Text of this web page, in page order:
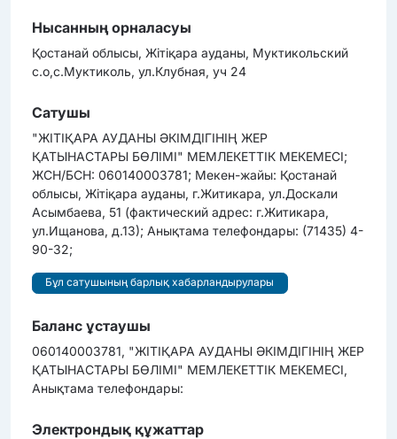
Нысанның орналасуы
Қостанай облысы, Жітіқара ауданы, Муктикольский
с.о,с.Муктиколь, ул.Клубная, уч 24
Сатушы
"ЖІТІҚАРА АУДАНЫ ӘКІМДІГІНІҢ ЖЕР
ҚАТЫНАСТАРЫ БӨЛІМІ" МЕМЛЕКЕТТІК МЕКЕМЕСІ;
ЖСН/БСН: 060140003781; Мекен-жайы: Қостанай
облысы, Жітіқара ауданы, г.Житикара, ул.Доскали
Асымбаева, 51 (фактический адрес: г.Житикара,
ул.Ищанова, д.13); Анықтама телефондары: (71435) 4-
90-32;
Бұл сатушының барлық хабарландырулары
Баланс ұстаушы
060140003781, "ЖІТІҚАРА АУДАНЫ ӘКІМДІГІНІҢ ЖЕР
ҚАТЫНАСТАРЫ БӨЛІМІ" МЕМЛЕКЕТТІК МЕКЕМЕСІ,
Анықтама телефондары:
Электрондық құжаттар